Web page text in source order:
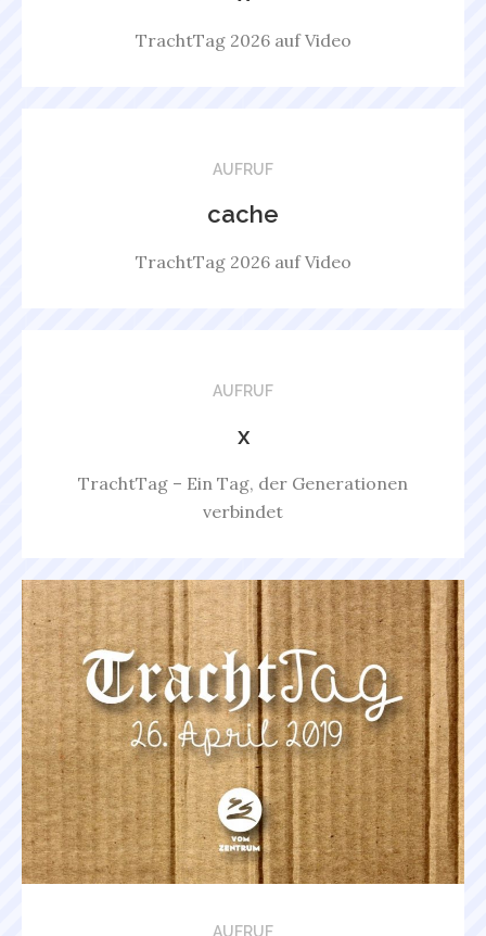
TrachtTag 2026 auf Video
AUFRUF
cache
TrachtTag 2026 auf Video
AUFRUF
x
TrachtTag – Ein Tag, der Generationen
verbindet
AUFRUF